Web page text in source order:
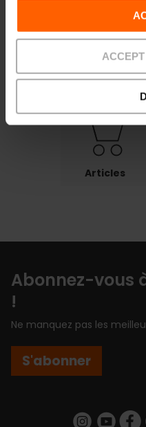
Paiements
Articles
Abonnez-vous
!
Ne manquez pas les
S'abonner
https://https://